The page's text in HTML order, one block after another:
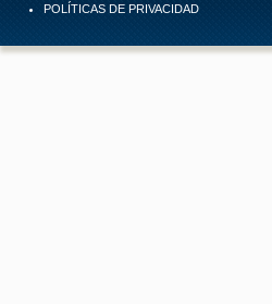
POLÍTICAS DE PRIVACIDAD